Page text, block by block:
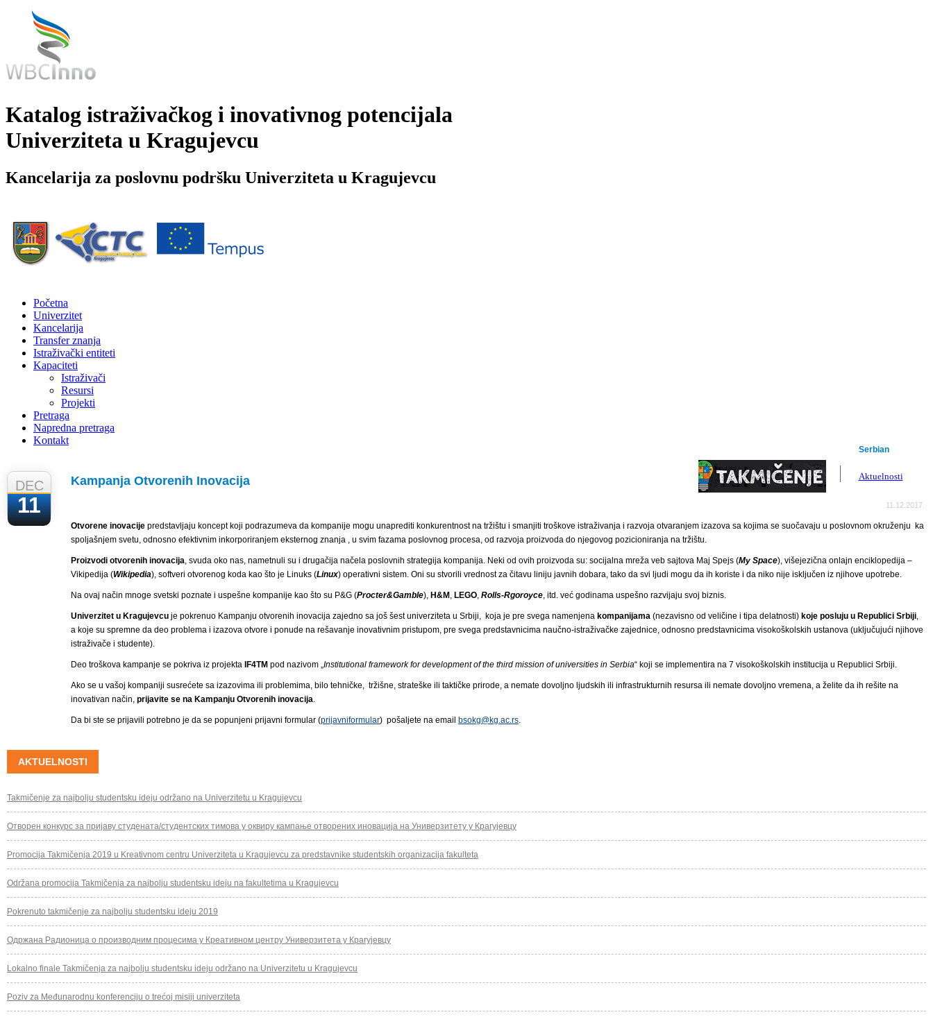
Katalog istraživačkog i inovativnog potencijala
Univerziteta u Kragujevcu
Kancelarija za poslovnu podršku Univerziteta u Kragujevcu
Početna
Univerzitet
Kancelarija
Transfer znanja
Istraživački entiteti
Kapaciteti
Istraživači
Resursi
Projekti
Pretraga
Napredna pretraga
Kontakt
Serbian
Aktuelnosti
DEC
11
Kampanja Otvorenih Inovacija
11.12.2017.
Otvorene inovacije predstavljaju koncept koji podrazumeva da kompanije mogu unaprediti konkurentnost na tržištu i smanjiti troškove istraživanja i razvoja otvaranjem izazova sa kojima se suočavaju u poslovnom okruženju ka
spoljašnjem svetu, odnosno efektivnim inkorporiranjem eksternog znanja , u svim fazama poslovnog procesa, od razvoja proizvoda do njegovog pozicioniranja na tržištu.
Proizvodi otvorenih inovacija , svuda oko nas, nametnuli su i drugačija načela poslovnih strategija kompanija. Neki od ovih proizvoda su: socijalna mreža veb sajtova Maj Spejs (My Space), višejezična onlajn enciklopedija –
Vikipedija (Wikipedia), softveri otvorenog koda kao što je Linuks (Linux) operativni sistem. Oni su stvorili vrednost za čitavu liniju javnih dobara, tako da svi ljudi mogu da ih koriste i da niko nije isključen iz njihove upotrebe.
Na ovaj način mnoge svetski poznate i uspešne kompanije kao što su P&G (Procter&Gamble), H&M LEGO Rolls-Rgoroyce , itd. već godinama uspešno razvijaju svoj biznis.
Univerzitet u Kragujevcu je pokrenuo Kampanju otvorenih inovacija zajedno sa još šest univerziteta u Srbiji, koja je pre svega namenjena kompanijama (nezavisno od veličine i tipa delatnosti) koje posluju u Republici Srbiji
a koje su spremne da deo problema i izazova otvore i ponude na rešavanje inovativnim pristupom, pre svega predstavnicima naučno-istraživačke zajednice, odnosno predstavnicima visokoškolskih ustanova (uključujući njihove
istraživače i studente).
Deo troškova kampanje se pokriva iz projekta IF4TM pod nazivom „ Institutional framework for development of the third mission of universities in Serbia“ koji se implementira na 7 visokoškolskih institucija u Republici Srbiji.
Ako se u vašoj kompaniji susrećete sa izazovima ili problemima, bilo tehničke, tržišne, strateške ili taktičke prirode, a nemate dovoljno ljudskih ili infrastrukturnih resursa ili nemate dovoljno vremena, a želite da ih rešite na
inovativan način, prijavite se na Kampanju Otvorenih inovacija
Da bi ste se prijavili potrebno je da se popunjeni prijavni formular (prijavniformular) pošaljete na email bsokg@kg.ac.rs
AKTUELNOSTI
Takmičenje za najbolju studentsku ideju održano na Univerzitetu u Kragujevcu
Отворен конкурс за пријаву студената/студентских тимова у оквиру кампање отворених иновација на Универзитету у Крагујевцу
Promocija Takmičenja 2019 u Kreativnom centru Univerziteta u Kragujevcu za predstavnike studentskih organizacija fakulteta
Održana promocija Takmičenja za najbolju studentsku ideju na fakultetima u Kragujevcu
Pokrenuto takmičenje za najbolju studentsku ideju 2019
Одржана Радионица о производним процесима у Креативном центру Универзитета у Крагујевцу
Lokalno finale Takmičenja za najbolju studentsku ideju održano na Univerzitetu u Kragujevcu
Poziv za Međunarodnu konferenciju o trećoj misiji univerziteta